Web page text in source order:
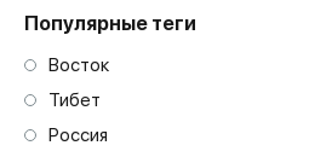
Популярные теги
Восток
Тибет
Россия